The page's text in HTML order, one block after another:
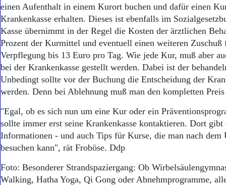
einen Aufenthalt in einem Kurort buchen und dafür einen
Krankenkasse erhalten. Dieses ist ebenfalls im
Kasse übernimmt in der Regel die Kosten der ärztlichen
Prozent der Kurmittel und eventuell einen weiteren
Verpflegung bis 13 Euro pro Tag. Wie jede Kur, muß aber
bei der Krankenkasse gestellt werden. Dabei ist der
Unbedingt sollte vor der Buchung die Entscheidung der
werden. Denn bei Ablehnung muß man den kompletten
"Egal, ob es sich nun um eine Kur oder ein
sollte immer erst seine Krankenkasse kontaktieren. Dort
Informationen - und auch Tips für Kurse, die man nach dem
besuchen kann", rät Froböse. Ddp
Foto: Besonderer Strandspaziergang: Ob
Walking, Hatha Yoga, Qi Gong oder Abnehmprogramme,